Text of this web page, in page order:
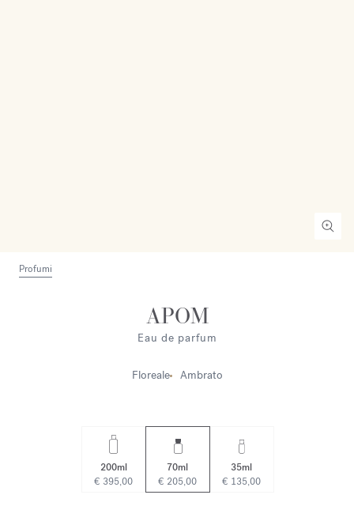
Profumi
APOM
Eau de parfum
Floreale Ambrato
200ml
€ 395,00
70ml
€ 205,00
35ml
€ 135,00